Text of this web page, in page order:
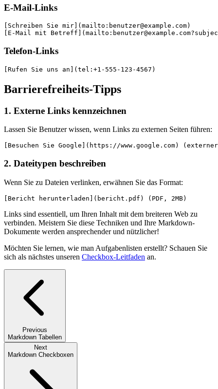
E-Mail-Links
[Schreiben Sie mir](mailto: benutzer@example.com)
[E-Mail mit Betreff](mailto: benutzer@example.com
Telefon-Links
[Rufen Sie uns an](tel:+1-555-123-4567)
Barrierefreiheits-Tipps
1. Externe Links kennzeichnen
Lassen Sie Benutzer wissen, wenn Links zu externen Seiten führen:
[Besuchen Sie Google](https://www.google.com)
2. Dateitypen beschreiben
Wenn Sie zu Dateien verlinken, erwähnen Sie das Format:
[Bericht herunterladen](bericht.pdf) (PDF, 2MB)
Links sind essentiell, um Ihren Inhalt mit dem breiteren Web zu
verbinden. Meistern Sie diese Techniken und Ihre Markdown-
Dokumente werden ansprechender und nützlicher!
Möchten Sie lernen, wie man Aufgabenlisten erstellt? Schauen Sie
sich als nächstes unseren Checkbox-Leitfaden an.
Previous
Markdown Tabellen
Next
Markdown Checkboxen